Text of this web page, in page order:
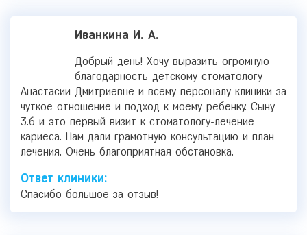
Иванкина И. А.
Добрый день! Хочу выразить огромную
благодарность детскому стоматологу
Анастасии Дмитриевне и всему персоналу клиники за
чуткое отношение и подход к моему ребенку. Сыну
3.6 и это первый визит к стоматологу-лечение
кариеса. Нам дали грамотную консультацию и план
лечения. Очень благоприятная обстановка.
Ответ клиники:
Спасибо большое за отзыв!